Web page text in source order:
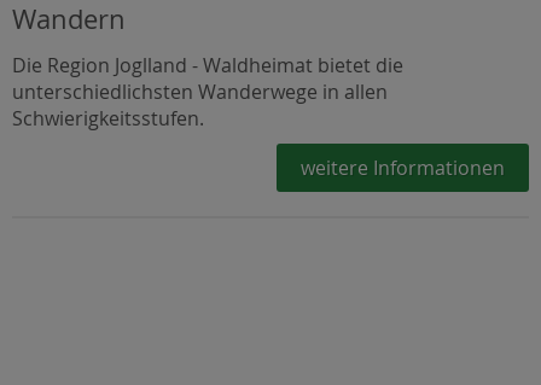
Wandern
Die Region Joglland - Waldheimat bietet die
unterschiedlichsten Wanderwege in allen
Schwierigkeitsstufen.
weitere Informationen